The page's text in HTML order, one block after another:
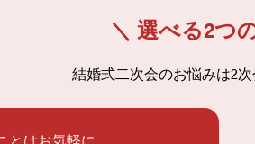
＼ 選べる2つ
結婚式二次会のお悩みは2